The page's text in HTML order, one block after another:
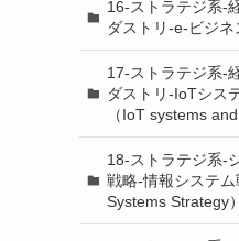
16-ストラテジ系-
ダストリ-e-ビジネ
17-ストラテジ系-
ダストリ-IoTシス
（IoT systems
18-ストラテジ系-
戦略-情報システ
Systems Strategy）